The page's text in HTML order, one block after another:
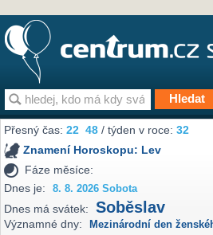
Přesný čas:22 48 / týden v roce:32
Znamení Horoskopu: Lev
Fáze měsíce:
Dnes je:
8. 8. 2026 Sobota
Dnes má svátek: Soběslav
Významné dny: Mezinárodní den